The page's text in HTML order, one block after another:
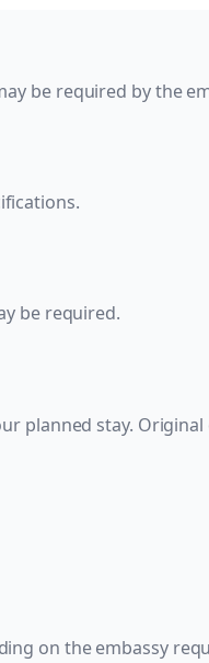
be required by the
be required.
planned stay.
on the embassy